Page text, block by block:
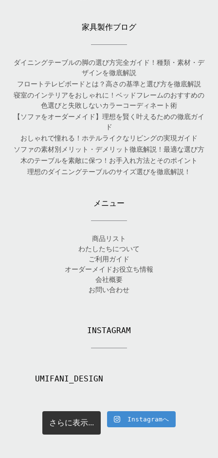
家具製作ブログ
ダイニングテーブルの脚の選び方完全ガイド！種類・素材・デ
ザインを徹底解説
フロートテレビボードとは？高さの基準と選び方を徹底解説
寝室のインテリアをおしゃれに！ベッドフレームのおすすめの
色選びと失敗しないカラーコーディネート術
【ソファをオーダーメイド】理想を賢く叶えるための徹底ガイ
ド
おしゃれで憧れる！ホテルライクなリビングの実現ガイド
ソファの素材別メリット・デメリット徹底解説！最適な選び方
木のテーブルを素敵に保つ！お手入れ方法とそのポイント
理想のダイニングテーブルのサイズ選びを徹底解説！
メニュー
商品リスト
わたしたちについて
ご利用ガイド
オーダーメイドお役立ち情報
会社概要
お問い合わせ
INSTAGRAM
UMIFANI_DESIGN
さらに表示... Instagramへ